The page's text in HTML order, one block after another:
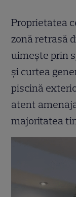
Proprietatea
zonă retrasă
uimește prin
și curtea
piscină
atent
majoritatea